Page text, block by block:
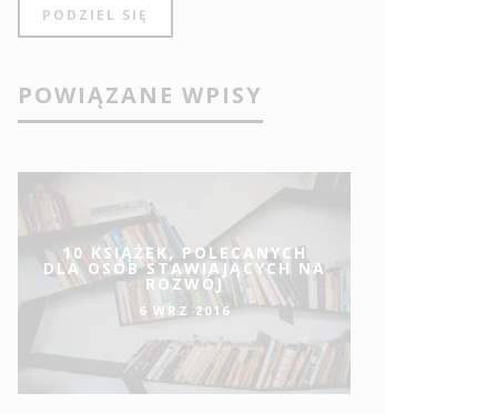
PODZIEL SIĘ
POWIĄZANE WPISY
10 KSIĄŻEK, POLECANYCH
DLA OSÓB STAWIAJĄCYCH NA
ROZWÓJ
6 WRZ 2016